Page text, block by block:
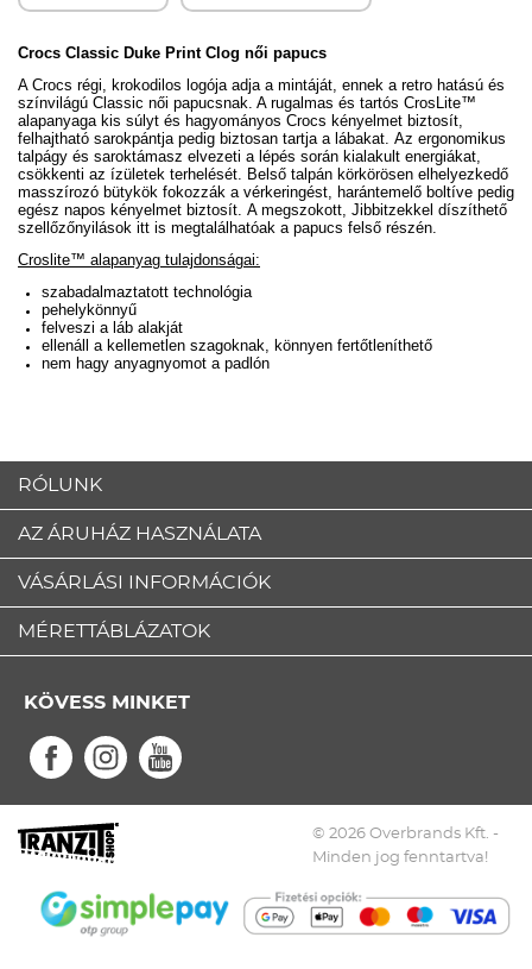
Crocs Classic Duke Print Clog női papucs
A Crocs régi, krokodilos logója adja a mintáját, ennek a retro hatású és
színvilágú Classic női papucsnak. A rugalmas és tartós CrosLite™
alapanyaga kis súlyt és hagyományos Crocs kényelmet biztosít,
felhajtható sarokpántja pedig biztosan tartja a lábakat. Az ergonomikus
talpágy és saroktámasz elvezeti a lépés során kialakult energiákat,
csökkenti az ízületek terhelését. Belső talpán körkörösen elhelyezkedő
masszírozó bütykök fokozzák a vérkeringést, harántemelő boltíve pedig
egész napos kényelmet biztosít. A megszokott, Jibbitzekkel díszíthető
szellőzőnyilások itt is megtalálhatóak a papucs felső részén.
Croslite™ alapanyag tulajdonságai:
szabadalmaztatott technológia
pehelykönnyű
felveszi a láb alakját
ellenáll a kellemetlen szagoknak, könnyen fertőtleníthető
nem hagy anyagnyomot a padlón
RÓLUNK
AZ ÁRUHÁZ HASZNÁLATA
VÁSÁRLÁSI INFORMÁCIÓK
MÉRETTÁBLÁZATOK
KÖVESS MINKET
© 2026 Overbrands Kft. -
Minden jog fenntartva!